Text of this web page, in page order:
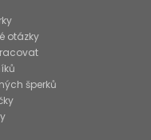
otázky
šperků